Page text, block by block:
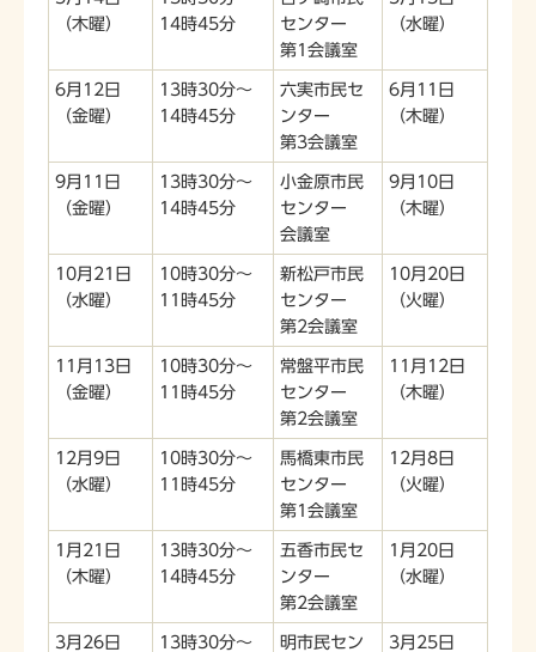
（木曜）
14時45分
センター
第1会議室
（水曜）
6月12日
（金曜）
13時30分～
14時45分
六実市民セ
ンター
第3会議室
6月11日
（木曜）
9月11日
（金曜）
13時30分～
14時45分
小金原市民
センター
会議室
9月10日
（木曜）
10月21日
（水曜）
10時30分～
11時45分
新松戸市民
センター
第2会議室
10月20日
（火曜）
11月13日
（金曜）
10時30分～
11時45分
常盤平市民
センター
第2会議室
11月12日
（木曜）
12月9日
（水曜）
10時30分～
11時45分
馬橋東市民
センター
第1会議室
12月8日
（火曜）
1月21日
（木曜）
13時30分～
14時45分
五香市民セ
ンター
第2会議室
1月20日
（水曜）
3月26日
13時30分～
明市民セン
3月25日